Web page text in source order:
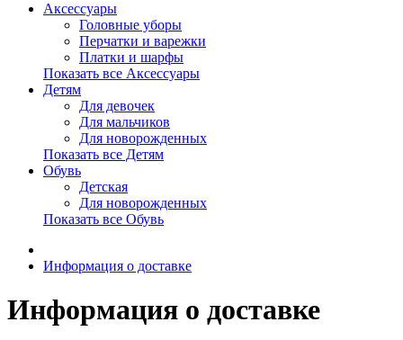
Аксессуары
Головные уборы
Перчатки и варежки
Платки и шарфы
Показать все Аксессуары
Детям
Для девочек
Для мальчиков
Для новорожденных
Показать все Детям
Обувь
Детская
Для новорожденных
Показать все Обувь
Информация о доставке
Информация о доставке